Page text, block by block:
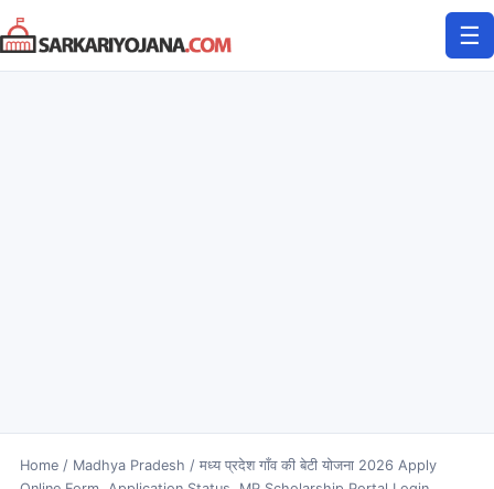
Skip
to
content
☰
Home/ Madhya Pradesh / मध्य प्रदेश गाँव की बेटी योजना 2026 Apply